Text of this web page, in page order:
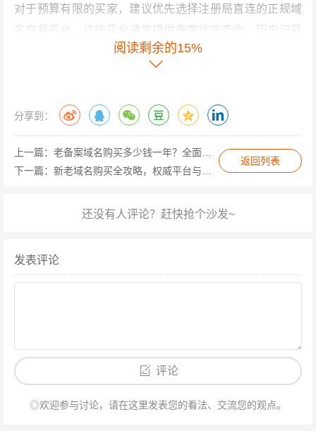
对于预算有限的买家，建议优先选择注册局直连的正规域
名交易平台，这些平台通常提供备案状态查询、历史记录
追溯等增值服务，且价格透明度较高，而企业级采购则需
建立完整的尽调流程，包括委托第三方机构进行域名价值
老备案域名的价格本质是市场供需与风险溢价的综合体
现，与其纠结“多少钱一个”，不如聚焦“值不值得买”——通
过专业评估工具量化域名价值，结合自身业务需求制定采
的价值从不是标价牌上的数字,而是隐藏在备案号背后的商
阅读剩余的15%
分享到：
返回列表
上一篇： 老备案域名购买多少钱一年？全面解析价格因素与选择策略
下一篇： 新老域名购买全攻略，权威平台与避坑指南
发表评论
评论
◎欢迎参与讨论，请在这里发表您的看法、交流您的观点。